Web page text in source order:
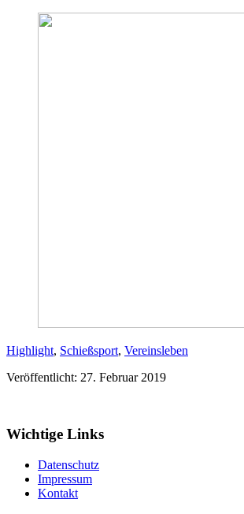
Highlight, Schießsport, Vereinsleben
Veröffentlicht: 27. Februar 2019
Wichtige Links
Datenschutz
Impressum
Kontakt